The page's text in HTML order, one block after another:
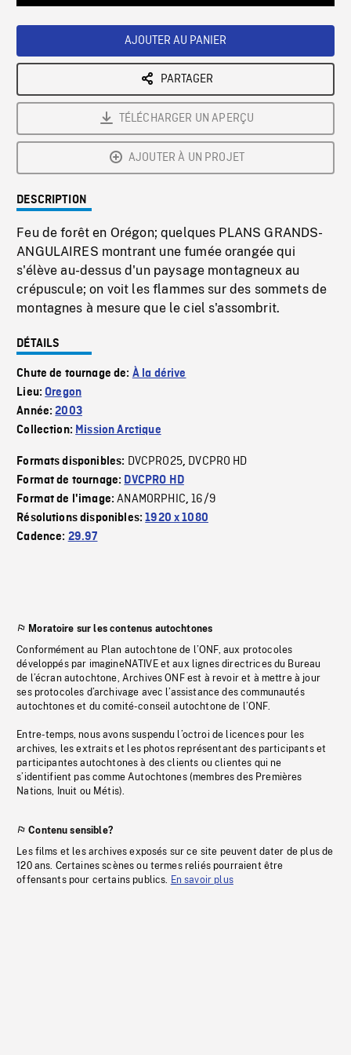
AJOUTER AU PANIER
PARTAGER
TÉLÉCHARGER UN APERÇU
AJOUTER À UN PROJET
DESCRIPTION
Feu de forêt en Orégon; quelques PLANS GRANDS-
ANGULAIRES montrant une fumée orangée qui
s'élève au-dessus d'un paysage montagneux au
crépuscule; on voit les flammes sur des sommets de
montagnes à mesure que le ciel s'assombrit.
DÉTAILS
Chute de tournage de: À la dérive
Lieu:Oregon
Année:2003
Collection: Mission Arctique
Formats disponibles: DVCPRO25, DVCPRO HD
Format de tournage: DVCPRO HD
Format de l'image:ANAMORPHIC,16/9
Résolutions disponibles:1920 x 1080
Cadence: 29.97
Moratoire sur les contenus autochtones
Conformément au Plan autochtone de l’ONF, aux protocoles
développés par imagineNATIVE et aux lignes directrices du Bureau
de l’écran autochtone, Archives ONF est à revoir et à mettre à jour
ses protocoles d’archivage avec l’assistance des communautés
autochtones et du comité-conseil autochtone de l’ONF.
Entre-temps, nous avons suspendu l’octroi de licences pour les
archives, les extraits et les photos représentant des participants et
participantes autochtones à des clients ou clientes qui ne
s’identifient pas comme Autochtones (membres des Premières
Nations, Inuit ou Métis).
Contenu sensible?
Les films et les archives exposés sur ce site peuvent dater de plus de
120 ans. Certaines scènes ou termes reliés pourraient être
offensants pour certains publics. En savoir plus